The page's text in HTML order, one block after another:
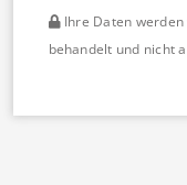
Ihre Daten
behandelt und nicht